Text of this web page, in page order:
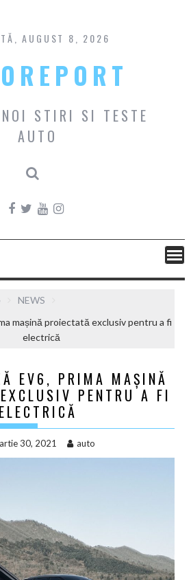
content
AUGUST 8, 2026
STIRI SI TESTE
AUTO
NEWS
mașină proiectată exclusiv pentru a fi
electrică
EV6, PRIMA MAȘINĂ
PENTRU A FI
ELECTRICĂ
30, 2021 auto